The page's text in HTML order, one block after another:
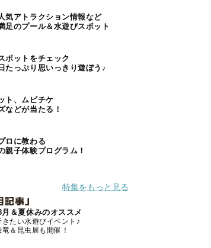
気アトラクション情報など
足のプール＆水遊びスポット
ポットをチェック
たっぷり思いっきり遊ぼう♪
ト、ムビチケ
などが当たる！
ロに教わる
親子体験プログラム！
特集をもっと見る
事」
月＆夏休みのオススメ
きたい水遊びイベント♪
＆昆虫展も開催！